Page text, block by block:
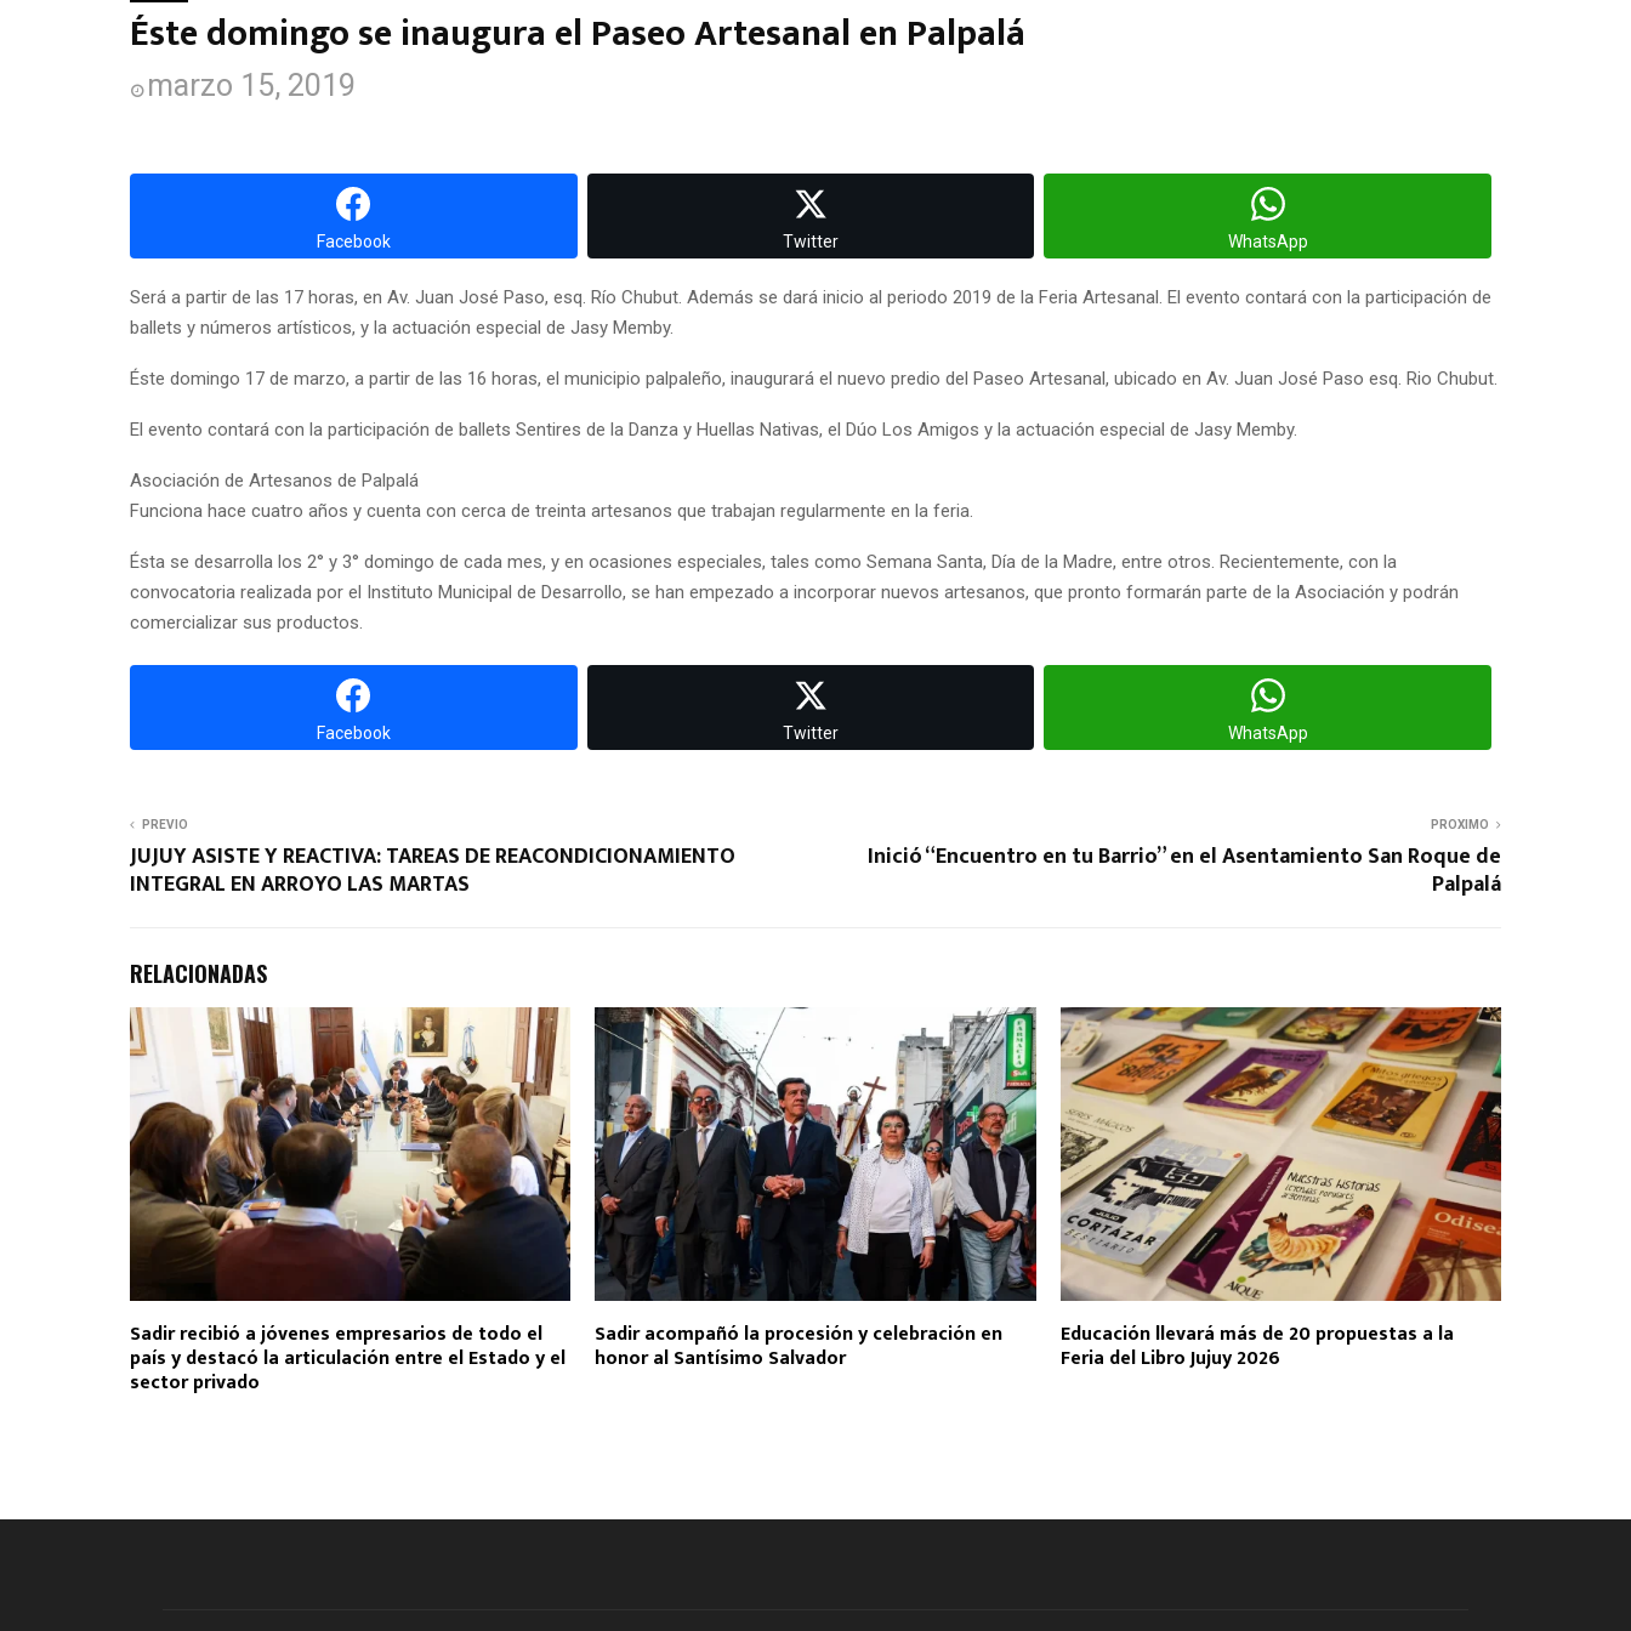
Éste domingo se inaugura el Paseo Artesanal en Palpalá
marzo 15, 2019
Facebook Twitter WhatsApp
Será a partir de las 17 horas, en Av. Juan José Paso, esq. Río Chubut. Además se dará inicio al periodo 2019 de la Feria Artesanal. El evento contará con la participación de
ballets y números artísticos, y la actuación especial de Jasy Memby.
Éste domingo 17 de marzo, a partir de las 16 horas, el municipio palpaleño, inaugurará el nuevo predio del Paseo Artesanal, ubicado en Av. Juan José Paso esq. Rio Chubut.
El evento contará con la participación de ballets Sentires de la Danza y Huellas Nativas, el Dúo Los Amigos y la actuación especial de Jasy Memby.
Asociación de Artesanos de Palpalá
Funciona hace cuatro años y cuenta con cerca de treinta artesanos que trabajan regularmente en la feria.
Ésta se desarrolla los 2° y 3° domingo de cada mes, y en ocasiones especiales, tales como Semana Santa, Día de la Madre, entre otros. Recientemente, con la
convocatoria realizada por el Instituto Municipal de Desarrollo, se han empezado a incorporar nuevos artesanos, que pronto formarán parte de la Asociación y podrán
comercializar sus productos.
Facebook Twitter WhatsApp
PREVIO
JUJUY ASISTE Y REACTIVA: TAREAS DE REACONDICIONAMIENTO
INTEGRAL EN ARROYO LAS MARTAS
PROXIMO
Inició “Encuentro en tu Barrio” en el Asentamiento San Roque de
Palpalá
RELACIONADAS
Sadir recibió a jóvenes empresarios de todo el
país y destacó la articulación entre el Estado y el
sector privado
Sadir acompañó la procesión y celebración en
honor al Santísimo Salvador
Educación llevará más de 20 propuestas a la
Feria del Libro Jujuy 2026